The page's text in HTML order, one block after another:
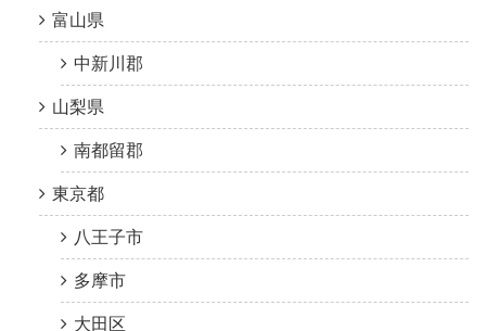
富山県
中新川郡
山梨県
南都留郡
東京都
八王子市
多摩市
大田区